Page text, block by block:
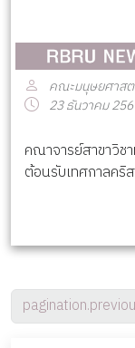
คณะมนุษยศาส
23 ธันวาคม
คณาจารย์สาขาวิ
ต้อนรับเทศกาลคริ